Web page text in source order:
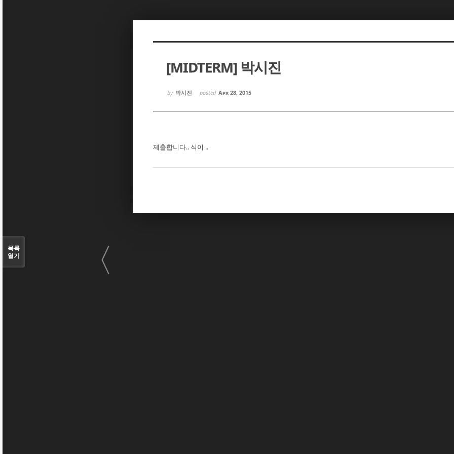
[MIDTERM] 박시진
by 박시진 posted Apr 28, 2015
제출합니다.. 식이 ..
〈
목록
열기
Sketchbook5, 스케치북5
Sketchbook5, 스케치북5
Sketchbook5, 스케치북5
Sketchbook5, 스케치북5